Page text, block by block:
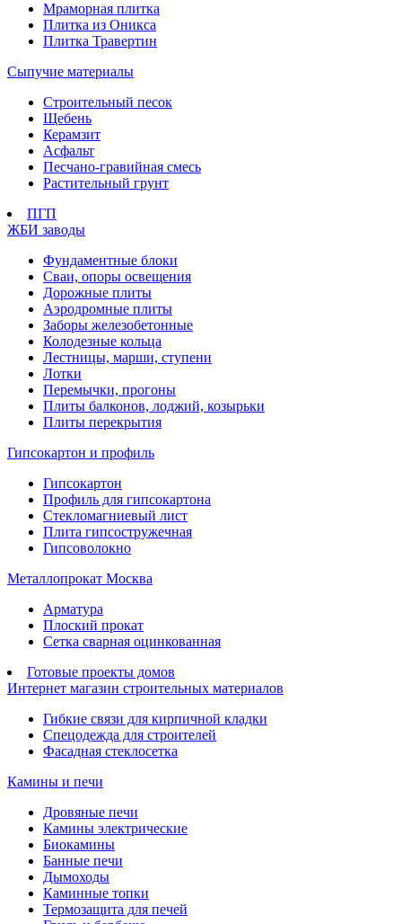
Мраморная плитка
Плитка из Оникса
Плитка Травертин
Сыпучие материалы
Строительный песок
Щебень
Керамзит
Асфальт
Песчано-гравийная смесь
Растительный грунт
ПГП
ЖБИ заводы
Фундаментные блоки
Сваи, опоры освещения
Дорожные плиты
Аэродромные плиты
Заборы железобетонные
Колодезные кольца
Лестницы, марши, ступени
Лотки
Перемычки, прогоны
Плиты балконов, лоджий, козырьки
Плиты перекрытия
Гипсокартон и профиль
Гипсокартон
Профиль для гипсокартона
Стекломагниевый лист
Плита гипсостружечная
Гипсоволокно
Металлопрокат Москва
Арматура
Плоский прокат
Сетка сварная оцинкованная
Готовые проекты домов
Интернет магазин строительных материалов
Гибкие связи для кирпичной кладки
Спецодежда для строителей
Фасадная стеклосетка
Камины и печи
Дровяные печи
Камины электрические
Биокамины
Банные печи
Дымоходы
Каминные топки
Термозащита для печей